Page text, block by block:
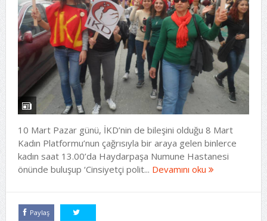
10 Mart Pazar günü, İKD’nin de bileşini olduğu 8 Mart
Kadın Platformu’nun çağrısıyla bir araya gelen binlerce
kadın saat 13.00’da Haydarpaşa Numune Hastanesi
önünde buluşup ‘Cinsiyetçi polit... Devamını oku
Paylaş